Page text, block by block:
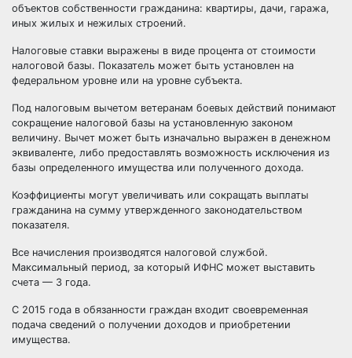
объектов собственности гражданина: квартиры, дачи, гаража,
иных жилых и нежилых строений.
Налоговые ставки выражены в виде процента от стоимости
налоговой базы. Показатель может быть установлен на
федеральном уровне или на уровне субъекта.
Под налоговым вычетом ветеранам боевых действий понимают
сокращение налоговой базы на установленную законом
величину. Вычет может быть изначально выражен в денежном
эквиваленте, либо предоставлять возможность исключения из
базы определенного имущества или полученного дохода.
Коэффициенты могут увеличивать или сокращать выплаты
гражданина на сумму утвержденного законодательством
показателя.
Все начисления производятся налоговой службой.
Максимальный период, за который ИФНС может выставить
счета — 3 года.
С 2015 года в обязанности граждан входит своевременная
подача сведений о получении доходов и приобретении
имущества.